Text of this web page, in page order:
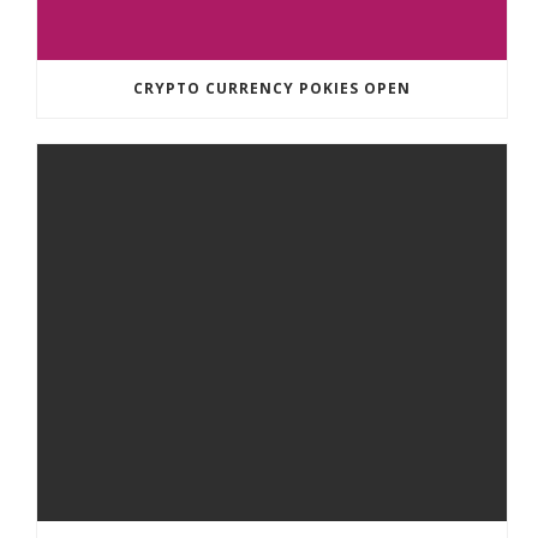
CRYPTO CURRENCY POKIES OPEN